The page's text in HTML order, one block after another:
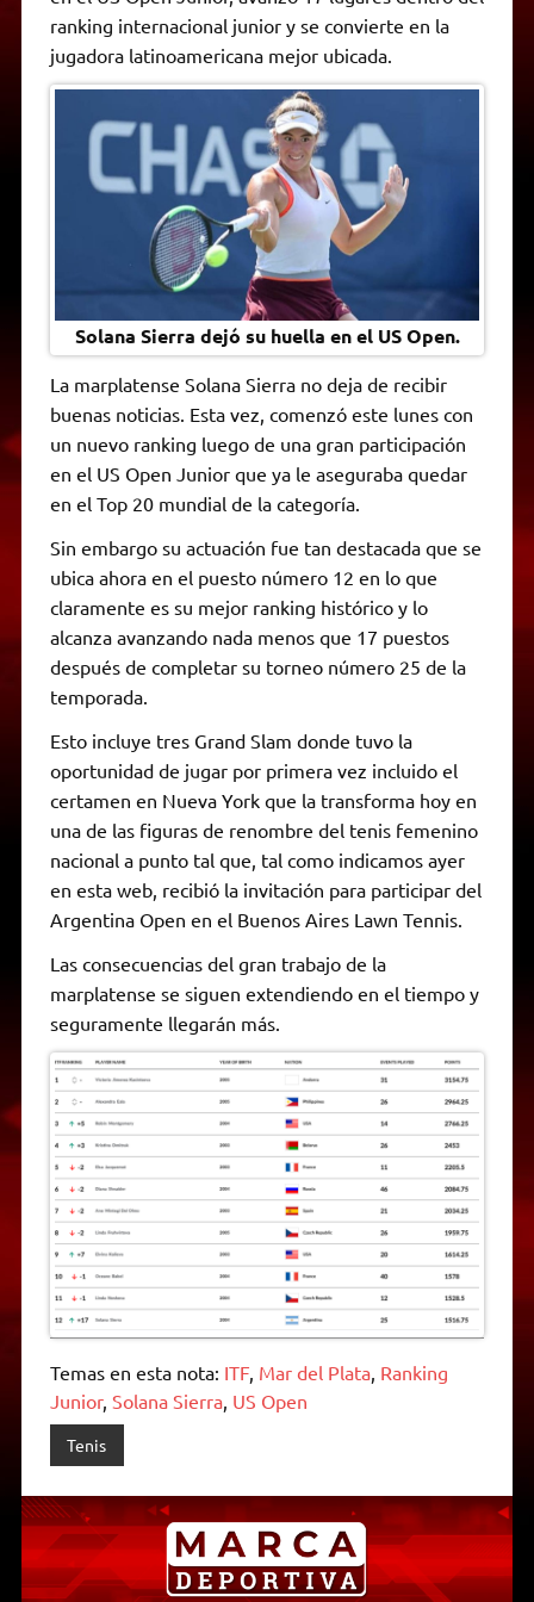
A
p
p
a
m
e
r
o
k
n
g
e
n
k
r
i
n
d
l
y
ranking internacional junior y se convierte en la
jugadora latinoamericana mejor ubicada.
Solana Sierra dejó su huella en el US Open.
La marplatense Solana Sierra no deja de recibir
buenas noticias. Esta vez, comenzó este lunes con
un nuevo ranking luego de una gran participación
en el US Open Junior que ya le aseguraba quedar
en el Top 20 mundial de la categoría.
Sin embargo su actuación fue tan destacada que se
ubica ahora en el puesto número 12 en lo que
claramente es su mejor ranking histórico y lo
alcanza avanzando nada menos que 17 puestos
después de completar su torneo número 25 de la
temporada.
Esto incluye tres Grand Slam donde tuvo la
oportunidad de jugar por primera vez incluido el
certamen en Nueva York que la transforma hoy en
una de las figuras de renombre del tenis femenino
nacional a punto tal que, tal como indicamos ayer
en esta web, recibió la invitación para participar del
Argentina Open en el Buenos Aires Lawn Tennis.
Las consecuencias del gran trabajo de la
marplatense se siguen extendiendo en el tiempo y
seguramente llegarán más.
Temas en esta nota: ITF, Mar del Plata, Ranking
Junior, Solana Sierra, US Open
Tenis